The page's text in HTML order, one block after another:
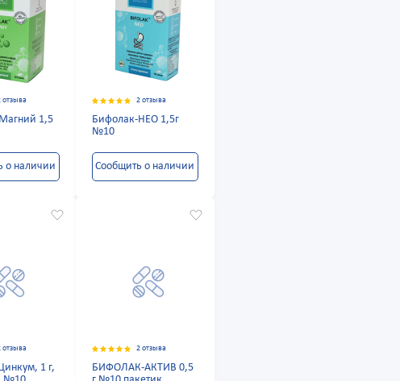
отзыва
1,5
о наличии
2 отзыва
Бифолак-НЕО 1,5г
№10
Сообщить о наличии
отзыва
1 г,
2 отзыва
БИФОЛАК-АКТИВ 0,5